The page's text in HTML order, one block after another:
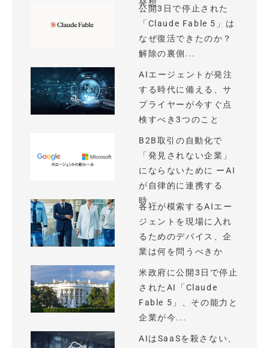
発想
公開3日で停止された
「Claude Fable 5」は
なぜ復活できたのか？
解除の裏側...
AIエージェントが発注
する時代に備える、サ
プライヤーが今すぐ点
検すべき3つのこと
B2B取引の自動化で
「発見されない企業」
にならないために ーAI
が自律的に連携する
時...
各社が模索するAIエー
ジェントを現場に入れ
るためのデバイス、企
業は何を問うべきか
米政府に公開3日で停止
されたAI「Claude
Fable 5」、その能力と
企業が今...
AIはSaaSを殺さない、